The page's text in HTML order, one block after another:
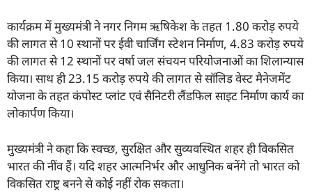
कार्यक्रम में मुख्यमंत्री ने नगर निगम ऋषिकेश के तहत 1.80 करोड़ रुपये
की लागत से 10 स्थानों पर ईवी चार्जिंग स्टेशन निर्माण, 4.83 करोड़ रुपये
की लागत से 12 स्थानों पर वर्षा जल संचयन परियोजनाओं का शिलान्यास
किया। साथ ही 23.15 करोड़ रुपये की लागत से सॉलिड वेस्ट मैनेजमेंट
योजना के तहत कंपोस्ट प्लांट एवं सैनिटरी लैंडफिल साइट निर्माण कार्य का
लोकार्पण किया।
मुख्यमंत्री ने कहा कि स्वच्छ, सुरक्षित और सुव्यवस्थित शहर ही विकसित
भारत की नींव हैं। यदि शहर आत्मनिर्भर और आधुनिक बनेंगे तो भारत को
विकसित राष्ट्र बनने से कोई नहीं रोक सकता।